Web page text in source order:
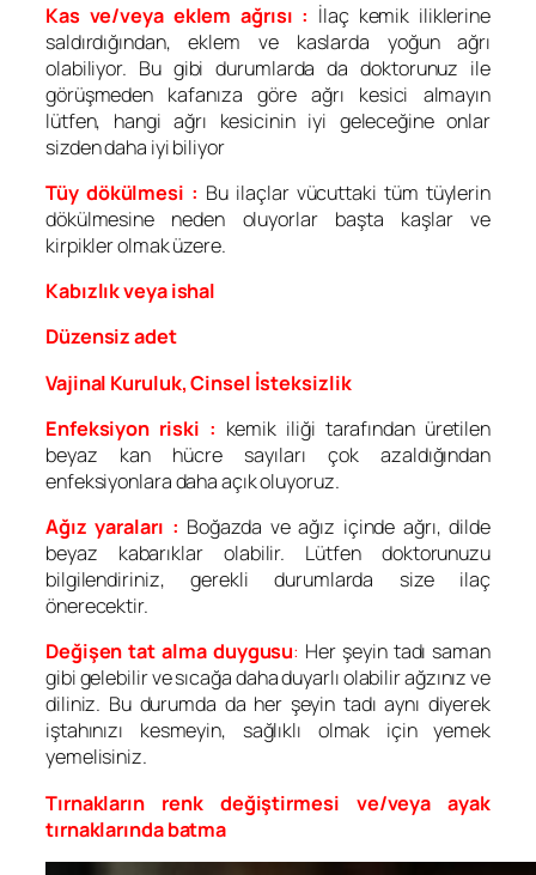
Kas ve/veya eklem ağrısı : İlaç kemik iliklerine
saldırdığından, eklem ve kaslarda yoğun ağrı
olabiliyor. Bu gibi durumlarda da doktorunuz ile
görüşmeden kafanıza göre ağrı kesici almayın
lütfen, hangi ağrı kesicinin iyi geleceğine onlar
sizden daha iyi biliyor
Tüy dökülmesi : Bu ilaçlar vücuttaki tüm tüylerin
dökülmesine neden oluyorlar başta kaşlar ve
kirpikler olmak üzere.
Kabızlık veya ishal
Düzensiz adet
Vajinal Kuruluk, Cinsel İsteksizlik
Enfeksiyon riski : kemik iliği tarafından üretilen
beyaz kan hücre sayıları çok azaldığından
enfeksiyonlara daha açık oluyoruz.
Ağız yaraları : Boğazda ve ağız içinde ağrı, dilde
beyaz kabarıklar olabilir. Lütfen doktorunuzu
bilgilendiriniz, gerekli durumlarda size ilaç
önerecektir.
Değişen tat alma duygusu: Her şeyin tadı saman
gibi gelebilir ve sıcağa daha duyarlı olabilir ağzınız ve
diliniz. Bu durumda da her şeyin tadı aynı diyerek
iştahınızı kesmeyin, sağlıklı olmak için yemek
yemelisiniz.
Tırnakların renk değiştirmesi ve/veya ayak
tırnaklarında batma